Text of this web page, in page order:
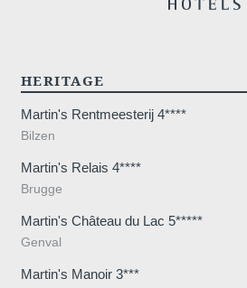
HERITAGE
Martin's Rentmeesterij 4****
Bilzen
Martin's Relais 4****
Brugge
Martin's Château du Lac 5*****
Genval
Martin's Manoir 3***